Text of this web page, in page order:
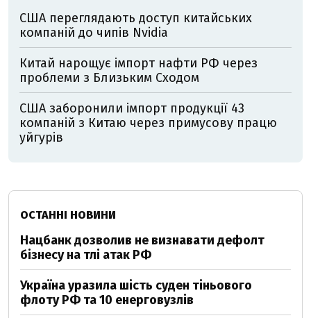
США переглядають доступ китайських
компаній до чипів Nvidia
Китай нарощує імпорт нафти РФ через
проблеми з Близьким Сходом
США заборонили імпорт продукції 43
компаній з Китаю через примусову працю
уйгурів
ОСТАННІ НОВИНИ
Нацбанк дозволив не визнавати дефолт
бізнесу на тлі атак РФ
Україна уразила шість суден тіньового
флоту РФ та 10 енерговузлів